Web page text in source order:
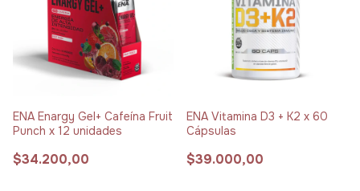
ENA Enargy Gel+ Cafeína Fruit
Punch x 12 unidades
$34.200,00
ENA Vitamina D3 + K2 x 60
Cápsulas
$39.000,00